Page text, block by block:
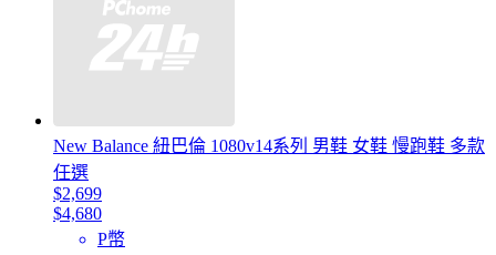
New Balance 紐巴倫 1080v14系列 男鞋 女鞋 慢跑鞋 多款
任選
$2,699
$4,680
P幣